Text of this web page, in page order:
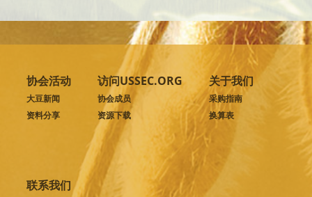
协会活动
大豆新闻
资料分享
访问USSEC.ORG
协会成员
资源下载
关于我们
采购指南
换算表
联系我们